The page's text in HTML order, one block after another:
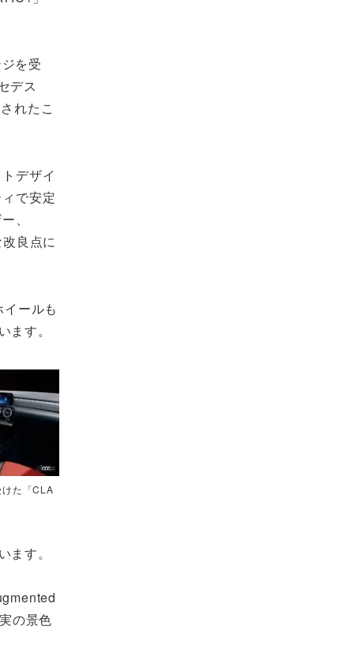
を受
デス
れたこ
デザイ
で安定
、
良点に
ールも
す。
た「CLA
す。
の景色